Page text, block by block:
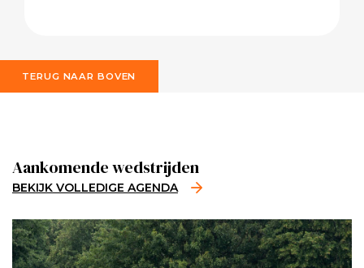
TERUG NAAR BOVEN
Aankomende wedstrijden
BEKIJK VOLLEDIGE AGENDA